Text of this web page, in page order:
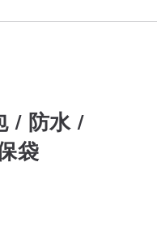
/ 防水 /
袋